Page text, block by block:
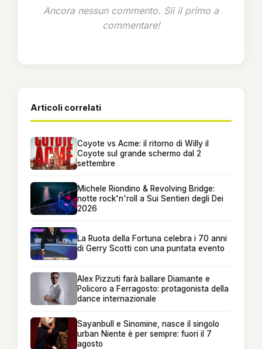
Ancora nessun commento. Sii il primo a
commentare!
Articoli correlati
Coyote vs Acme: il ritorno di Willy il
Coyote sul grande schermo dal 2
settembre
Michele Riondino & Revolving Bridge:
notte rock'n'roll a Sui Sentieri degli Dei
2026
La Ruota della Fortuna celebra i 70 anni
di Gerry Scotti con una puntata evento
Alex Pizzuti farà ballare Diamante e
Policoro a Ferragosto: protagonista della
dance internazionale
Sayanbull e Sinomine, nasce il singolo
urban Niente è per sempre: fuori il 7
agosto